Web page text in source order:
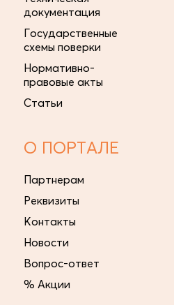
документация
Государственные
схемы поверки
Нормативно-
правовые акты
Статьи
О ПОРТАЛЕ
Партнерам
Реквизиты
Контакты
Новости
Вопрос-ответ
% Акции